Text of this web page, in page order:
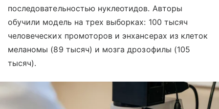
последовательностью нуклеотидов. Авторы
обучили модель на трех выборках: 100 тысяч
человеческих промоторов и энхансерах из клеток
меланомы (89 тысяч) и мозга дрозофилы (105
тысяч).